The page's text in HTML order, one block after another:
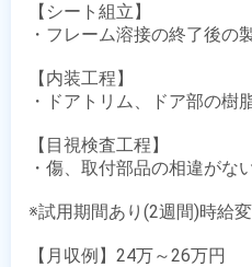
【シート組立】
・フレーム溶接の終了後の
【内装工程】
・ドアトリム、ドア部の樹
【目視検査工程】
・傷、取付部品の相違がな
※試用期間あり(2週間)時給
【月収例】24万～26万円